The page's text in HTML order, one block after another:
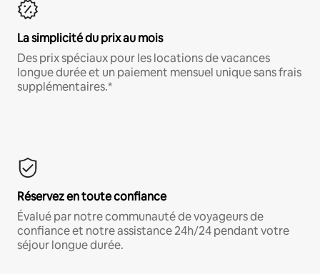
La simplicité du prix au mois
Des prix spéciaux pour les locations de vacances
longue durée et un paiement mensuel unique sans frais
supplémentaires.*
Réservez en toute confiance
Évalué par notre communauté de voyageurs de
confiance et notre assistance 24h/24 pendant votre
séjour longue durée.